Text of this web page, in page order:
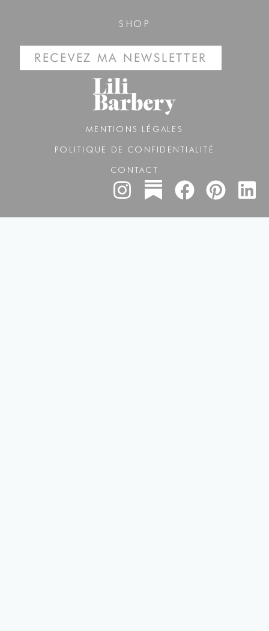
SHOP
RECEVEZ MA NEWSLETTER
MENTIONS LÉGALES
POLITIQUE DE CONFIDENTIALITÉ
CONTACT